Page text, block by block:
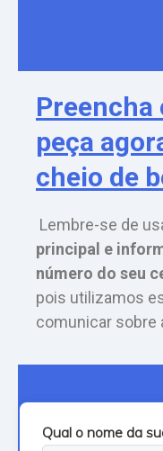
peça
cheio de
Lembre-se de
principal e
número do seu
pois utilizamos
comunicar sobre
Qual o nome da